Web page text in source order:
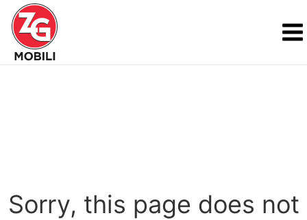
Sorry, this page does not